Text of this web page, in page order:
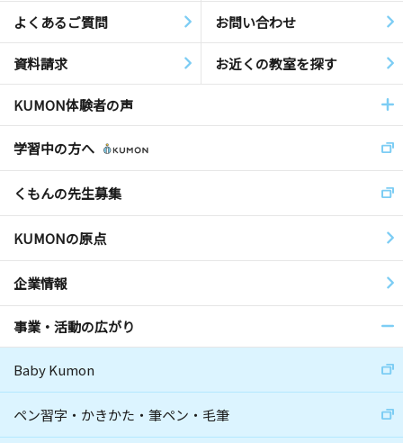
よくあるご質問 お問い合わせ
資料請求 お近くの教室を探す
KUMON体験者の声
学習中の方へ
くもんの先生募集
KUMONの原点
企業情報
事業・活動の広がり
Baby Kumon
ペン習字・かきかた・筆ペン・毛筆